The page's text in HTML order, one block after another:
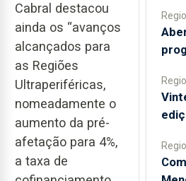
Cabral destacou
ainda os “avanços
alcançados para
as Regiões
Ultraperiféricas,
nomeadamente o
aumento da pré-
afetação para 4%,
a taxa de